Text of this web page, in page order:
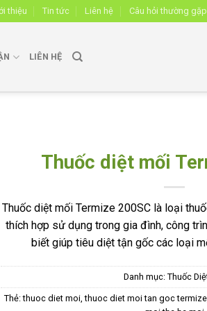
thiệu Tin tức Liên hệ Câu hỏi thường gặp
LIÊN HỆ
Thuốc diệt mối
Thuốc diệt mối Termize 200SC là loại
thích hợp sử dụng trong gia đình, công
biết giúp tiêu diệt tận gốc các loại
Danh mục: Thuốc
Thẻ:thuoc diet moi,thuoc diet moi tan goc termize